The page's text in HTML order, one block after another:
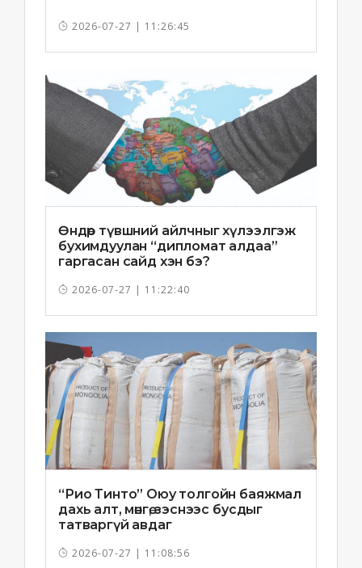
2026-07-27 | 11:26:45
Өндөр түвшний айлчныг хүлээлгэж
бухимдуулан “дипломат алдаа”
гаргасан сайд хэн бэ?
2026-07-27 | 11:22:40
“Рио Тинто” Оюу толгойн баяжмал
дахь алт, мөнгө, зэснээс бусдыг
татваргүй авдаг
2026-07-27 | 11:08:56